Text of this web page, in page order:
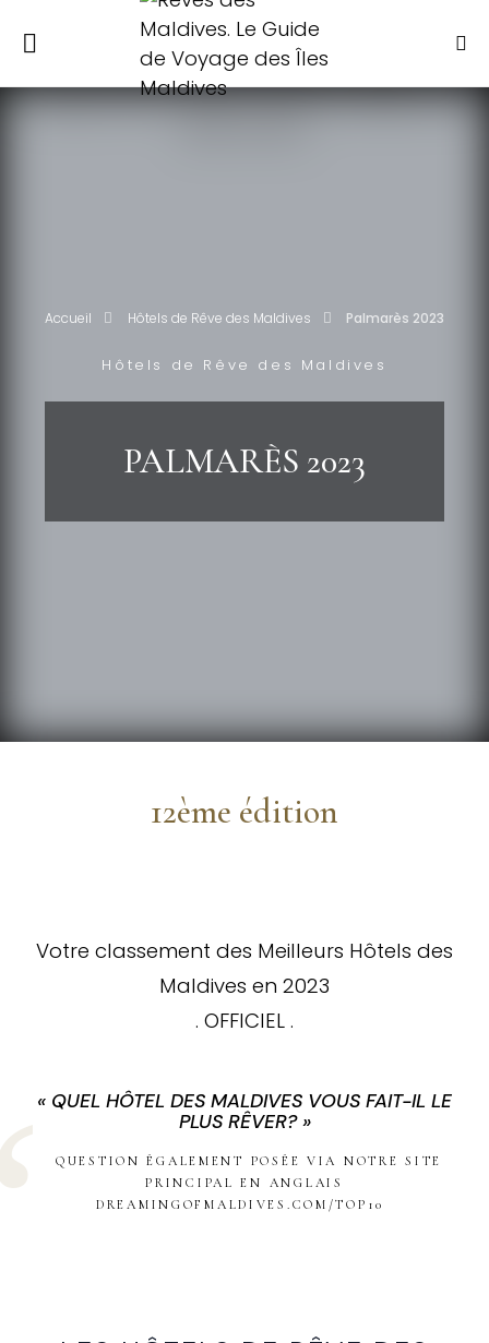
Accueil Hôtels de Rêve des Maldives Palmarès 2023
Hôtels de Rêve des Maldives
PALMARÈS 2023
12ème édition
Votre classement des Meilleurs Hôtels des
Maldives en 2023
. OFFICIEL .
« QUEL HÔTEL DES MALDIVES VOUS FAIT-IL LE
PLUS RÊVER? »
QUESTION ÉGALEMENT POSÉE VIA NOTRE SITE
PRINCIPAL EN ANGLAIS
DREAMINGOFMALDIVES.COM/TOP10